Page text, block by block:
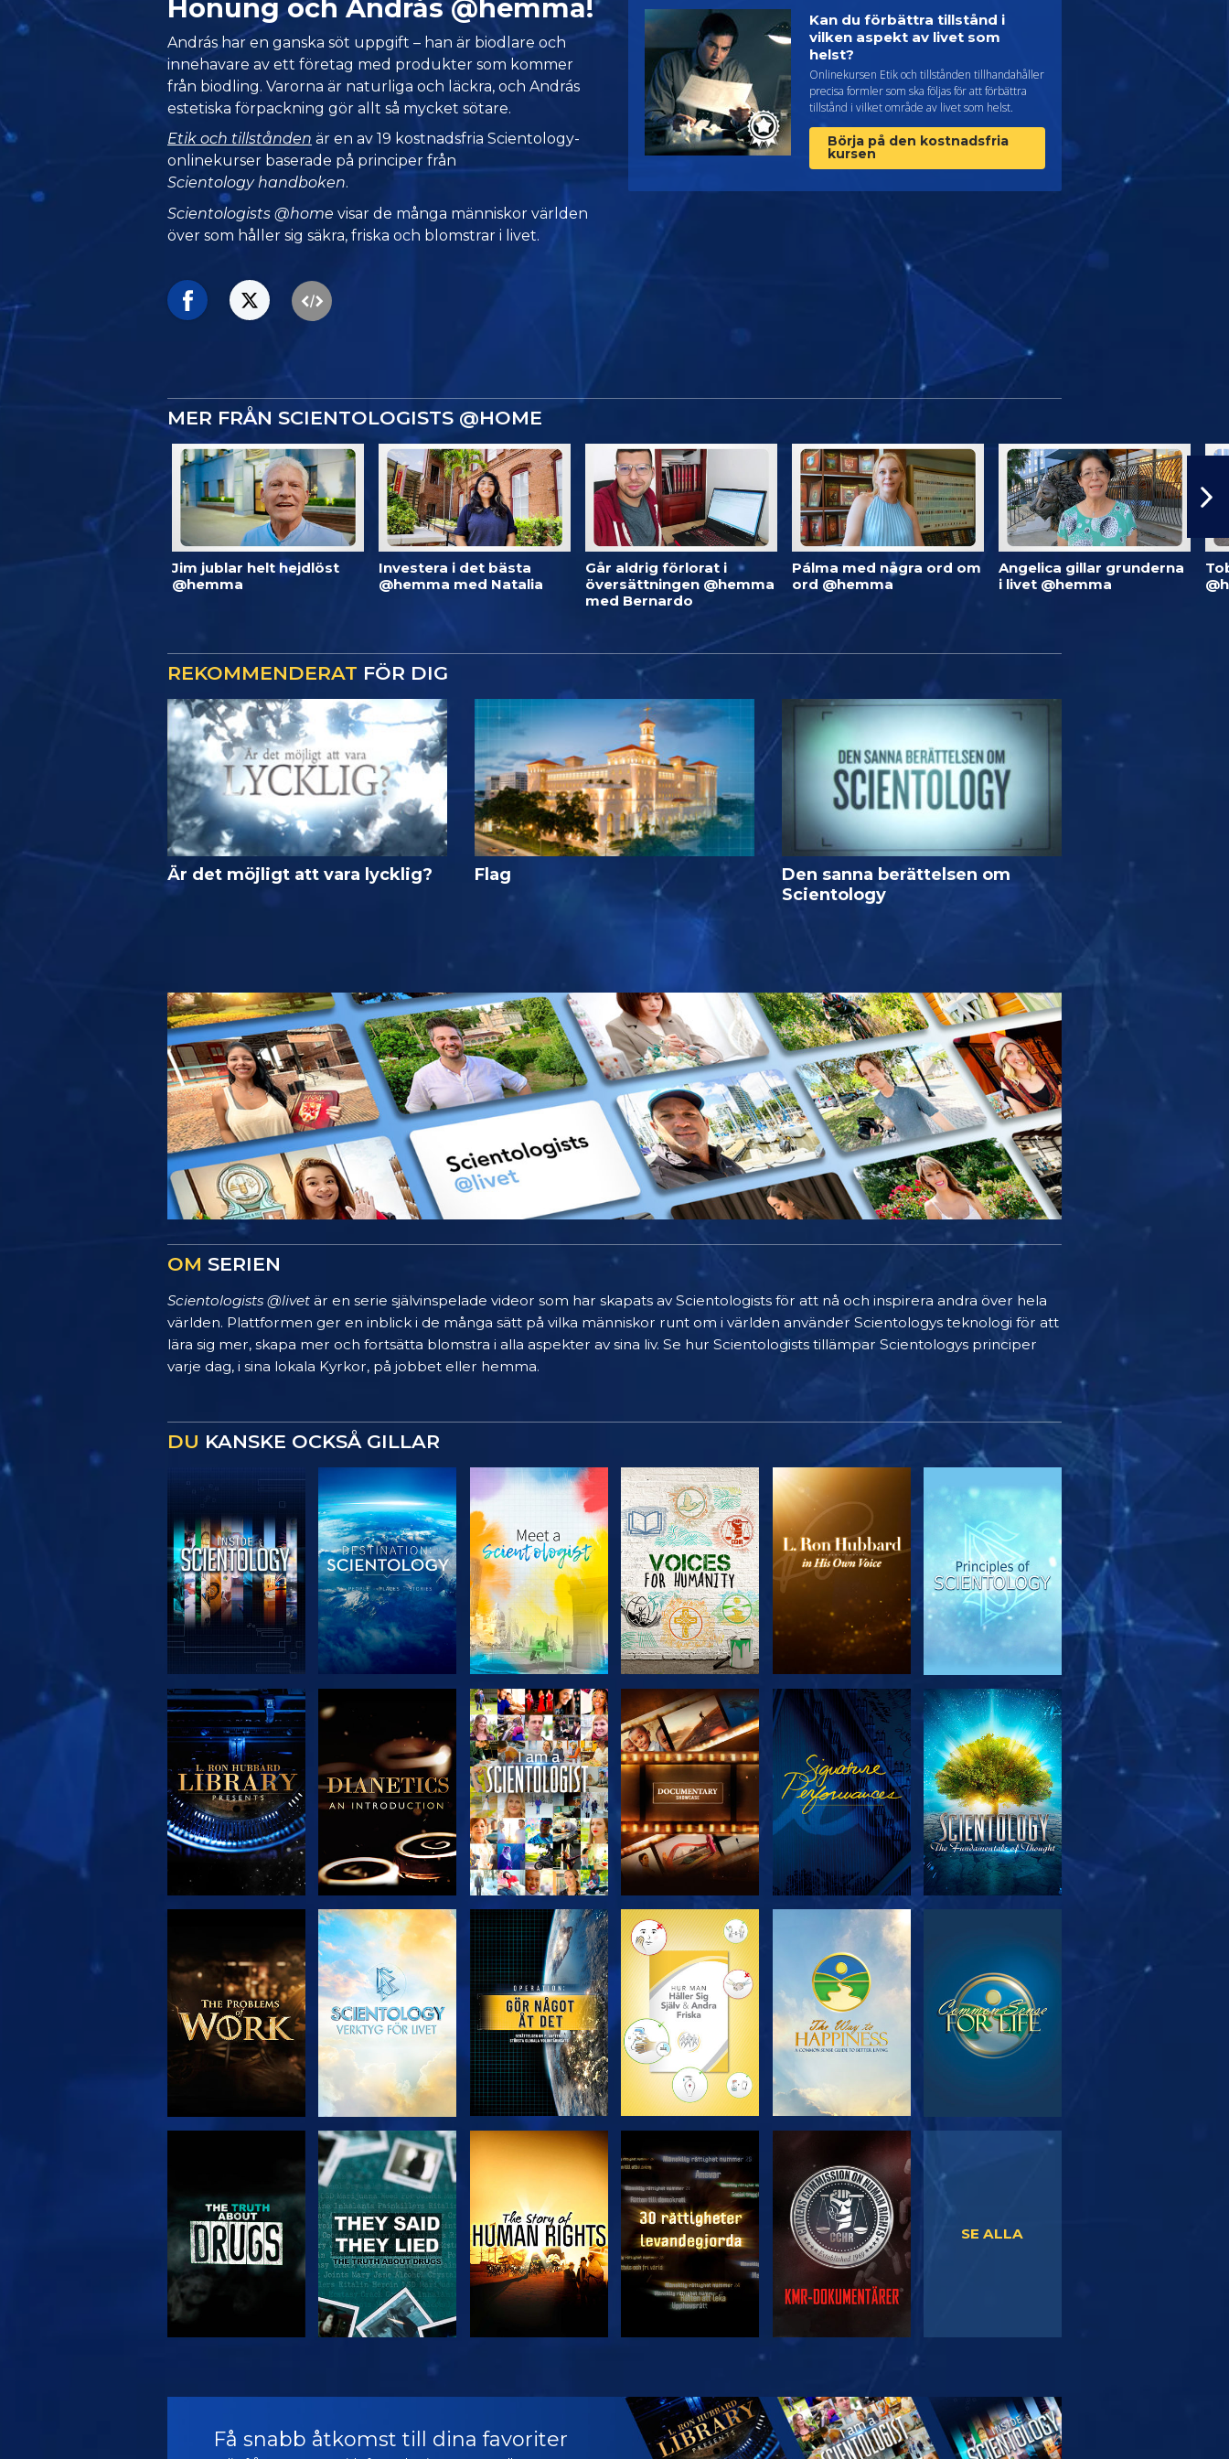
Honung och András @hemma!
András har en ganska söt uppgift – han är biodlare och
innehavare av ett företag med produkter som kommer
från biodling. Varorna är naturliga och läckra, och András
estetiska förpackning gör allt så mycket sötare.
Etik och tillstånden är en av 19 kostnadsfria Scientology-
onlinekurser baserade på principer från
Scientology handboken.
Scientologists @home visar de många människor världen
över som håller sig säkra, friska och blomstrar i livet.
Kan du förbättra tillstånd i
vilken aspekt av livet som
helst?
Onlinekursen Etik och tillstånden tillhandahåller
precisa formler som ska följas för att förbättra
tillstånd i vilket område av livet som helst.
Börja på den kostnadsfria
kursen
MER FRÅN SCIENTOLOGISTS @HOME
Jim jublar helt hejdlöst
@hemma
Investera i det bästa
@hemma med Natalia
Går aldrig förlorat i
översättningen @hemma
med Bernardo
Pálma med några ord om
ord @hemma
Angelica gillar grunderna
i livet @hemma
REKOMMENDERAT FÖR DIG
Är det möjligt att vara lycklig? Flag
Den sanna berättelsen om
Scientology
OM SERIEN
Scientologists @livet är en serie självinspelade videor som har skapats av Scientologists för att nå och inspirera andra över hela
världen. Plattformen ger en inblick i de många sätt på vilka människor runt om i världen använder Scientologys teknologi för att
lära sig mer, skapa mer och fortsätta blomstra i alla aspekter av sina liv. Se hur Scientologists tillämpar Scientologys principer
varje dag, i sina lokala Kyrkor, på jobbet eller hemma.
DU KANSKE OCKSÅ GILLAR
UTFORSKA
SERIEN
UTFORSKA
SERIEN
UTFORSKA
SERIEN
UTFORSKA
SERIEN
UTFORSKA
SERIEN
TITTA
UTFORSKA
SERIEN
TITTA
UTFORSKA
SERIEN
UTFORSKA
SERIEN
UTFORSKA
SERIEN
TITTA TITTA TITTA TITTA
TITTA
UTFORSKA
SERIEN
SE ALLA
Få snabb åtkomst till dina favoriter